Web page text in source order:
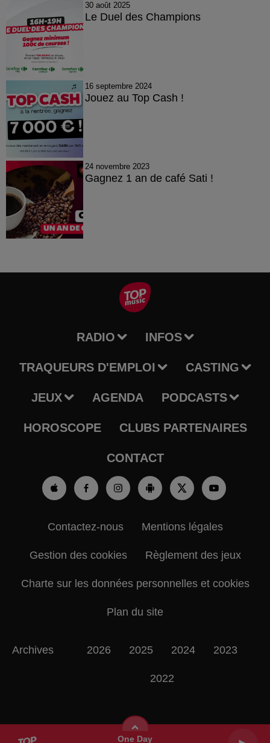
One Day
30 août 2025
Le Duel des Champions
16 septembre 2024
Jouez au Top Cash !
24 novembre 2023
Gagnez 1 an de café Sati !
RADIO INFOS
TRAQUEURS D'EMPLOI CASTING
JEUX AGENDA PODCASTS
HOROSCOPE CLUBS PARTENAIRES
CONTACT
Contactez-nous Mentions légales
Gestion des cookies Règlement des jeux
Charte sur les données personnelles et cookies
Plan du site
Archives 2026 2025 2024 2023
2022